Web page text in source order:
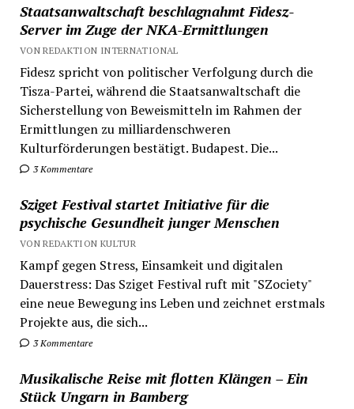
Staatsanwaltschaft beschlagnahmt Fidesz-
Server im Zuge der NKA-Ermittlungen
VON REDAKTION INTERNATIONAL
Fidesz spricht von politischer Verfolgung durch die
Tisza-Partei, während die Staatsanwaltschaft die
Sicherstellung von Beweismitteln im Rahmen der
Ermittlungen zu milliardenschweren
Kulturförderungen bestätigt. Budapest. Die...
3 Kommentare
Sziget Festival startet Initiative für die
psychische Gesundheit junger Menschen
VON REDAKTION KULTUR
Kampf gegen Stress, Einsamkeit und digitalen
Dauerstress: Das Sziget Festival ruft mit "SZociety"
eine neue Bewegung ins Leben und zeichnet erstmals
Projekte aus, die sich...
3 Kommentare
Musikalische Reise mit flotten Klängen – Ein
Stück Ungarn in Bamberg